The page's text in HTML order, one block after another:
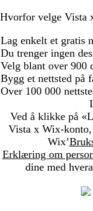
Hvorfor velge Vista
Lag enkelt et gratis
Du trenger ingen
Velg blant over 900
Bygg et nettsted på
Over 100 000
Ved å klikke på
Vista x Wix-
Wix’
Erklæring om
dine med